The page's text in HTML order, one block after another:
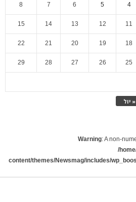
« יול
4
5
6
7
8
11
12
13
14
15
18
19
20
21
22
25
26
27
28
29
Warning: A non-
/
content/themes/Newsmag/includes/